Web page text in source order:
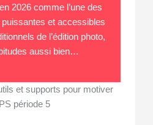
2026 comme l’une des
et accessibles
de l’édition photo,
aussi bien…
et supports pour motiver
période 5